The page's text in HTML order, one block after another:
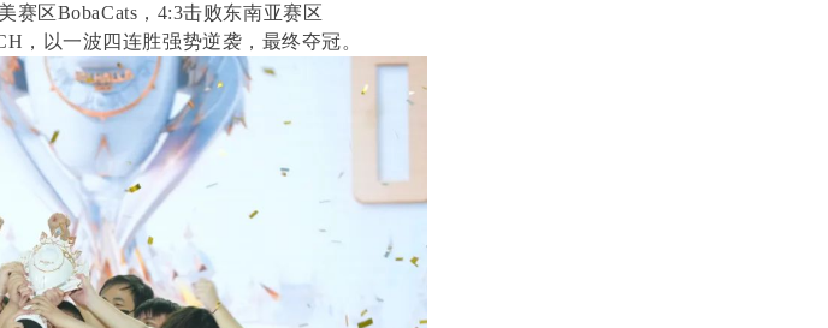
赛区BobaCats，4:3击败东南亚赛区
，以一波四连胜强势逆袭，最终夺冠。